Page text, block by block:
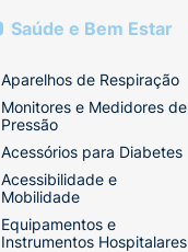
Saúde e Bem Estar
Aparelhos de Respiração
Monitores e Medidores de
Pressão
Acessórios para Diabetes
Acessibilidade e
Mobilidade
Equipamentos e
Instrumentos Hospitalares